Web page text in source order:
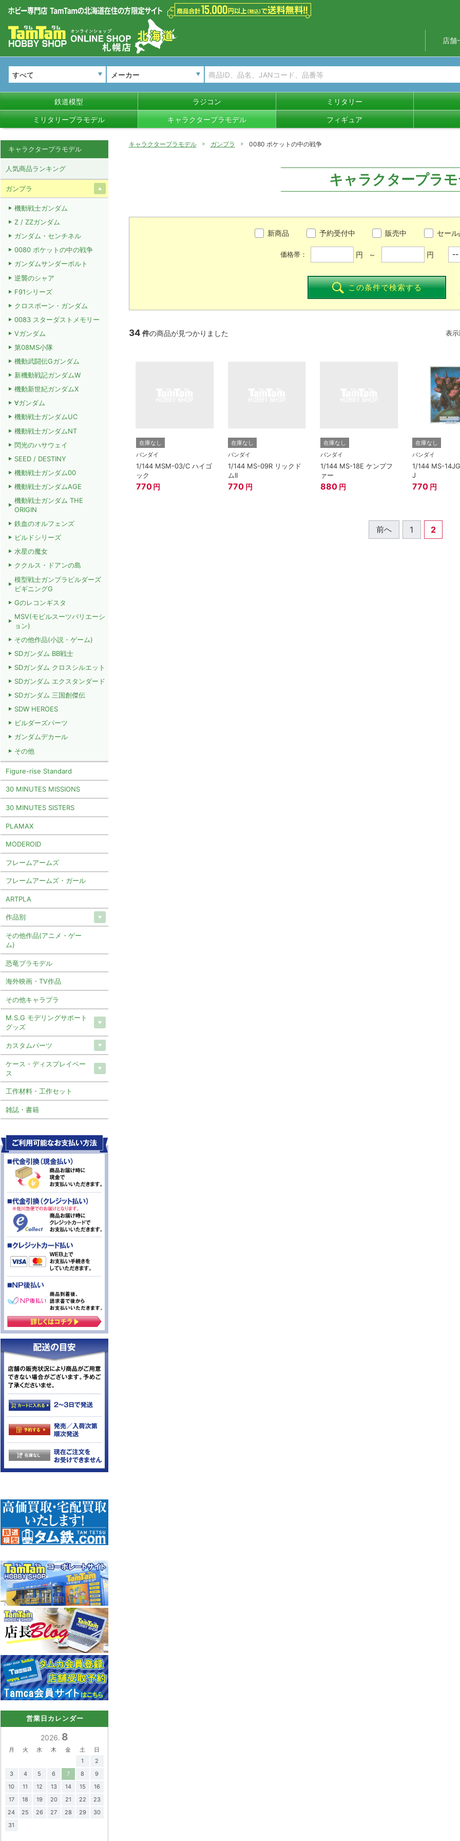
店舗
メーカー
鉄道模型 ラジコン ミリタリー
ミリタリープラモデル キャラクタープラモデル フィギュア
キャラクタープラモデル ガンプラ 0080 ポケットの中の戦争
キャラクタープラ
新商品 予約受付中 販売中 セール
価格帯： 円 ～ 円
この条件で検索する
34 件の商品が見つかりました 表示
在庫なし
バンダイ
1/144 MSM-03/C ハイゴ
ック
770 円
在庫なし
バンダイ
1/144 MS-09R リックド
ムII
770 円
在庫なし
バンダイ
1/144 MS-18E ケンプフ
ァー
880 円
在庫なし
バンダイ
1/144 MS-
J
770 円
前へ 1 2
キャラクタープラモデル
人気商品ランキング
ガンプラ
機動戦士ガンダム
Z / ZZガンダム
ガンダム・センチネル
0080 ポケットの中の戦争
ガンダムサンダーボルト
逆襲のシャア
F91シリーズ
クロスボーン・ガンダム
0083 スターダストメモリー
Vガンダム
第08MS小隊
機動武闘伝Gガンダム
新機動戦記ガンダムW
機動新世紀ガンダムX
∀ガンダム
機動戦士ガンダムUC
機動戦士ガンダムNT
閃光のハサウェイ
SEED / DESTINY
機動戦士ガンダム00
機動戦士ガンダムAGE
機動戦士ガンダム THE
ORIGIN
鉄血のオルフェンズ
ビルドシリーズ
水星の魔女
ククルス・ドアンの島
模型戦士ガンプラビルダーズ
ビギニングG
Gのレコンギスタ
MSV(モビルスーツバリエーシ
ョン)
その他作品(小説・ゲーム)
SDガンダム BB戦士
SDガンダム クロスシルエット
SDガンダム エクスタンダード
SDガンダム 三国創傑伝
SDW HEROES
ビルダーズパーツ
ガンダムデカール
その他
Figure-rise Standard
30 MINUTES MISSIONS
30 MINUTES SISTERS
PLAMAX
MODEROID
フレームアームズ
フレームアームズ・ガール
ARTPLA
作品別
その他作品(アニメ・ゲー
ム)
恐竜プラモデル
海外映画・TV作品
その他キャラプラ
M.S.G モデリングサポート
グッズ
カスタムパーツ
ケース・ディスプレイベー
ス
工作材料・工作セット
雑誌・書籍
営業日カレンダー
2026. 8
月 火 水 木 金 土
日
1
2
3
4 5 6 7 8
9
10
11 12 13 14 15
16
17
18 19 20 21 22
23
24
25 26 27 28 29
30
31